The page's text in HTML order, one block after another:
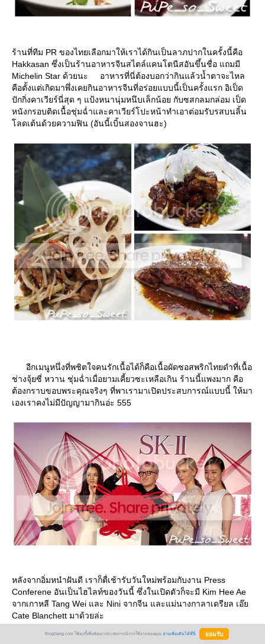
ร้านที่ทีม PR ของไทยเลือกมาให้เราได้กินเป็นลาภปากในครั้งนี้คือ
Hakkasan ซึ่งเป็นร้านอาหารจีนสไตล์แคนโตนีสอันขึ้นชื่อ แถมมี
Michelin Star ด้วยนะ อาหารที่นี่ต้องบอกว่ากินแล้วน้ำตาจะไหล
คือตั้งแต่เกิดมาพึ่งเคยกินอาหารจีนที่อร่อยแบบนี้เป็นครั้งแรก อิเป็ด
ปักกิ่งคาเวียร์นี่สุด ๆ แป้งหนานุ่มหนึบเล็กน้อย กับซสกลมกล่อม เป็ด
หนังกรอบติดเนื้อชุ่มฉ่ำและคาเวียร์โปะหน้าทำเอาต่อมรับรสบนลิ้น
ลดเต้นด้วยความฟิน (อันนี้เบิ้นสองจานฮะ)
อีกเมนูหนึ่งที่พชิตใจคนรักเนื้อได้ก็คือเนื้อผัดซอสพริกไทยดำที่เนื้อ
ช่างจุ้ยซี่ หวาน ชุ่มฉ่ำเมื่อยามเคี้ยวซะเหลือเกิน ร้านนี้แพงมาก คือ
ต้องกราบขอบพระคุณจริงๆ ที่พาเรามาเปิดประสบการณ์แบบนี้ ให้มา
เองเราคงไม่มีปัญญามากินอ่ะ 555
หลังจากอิ่มหนำฝันดี เราก็ตื่เช้ารับวันใหม่พร้อมกับงาน Press
Conferene อันเป็นไฮไลท์ของวันนี้ ซึ่งในเปิดตัวก็จะมี Kim Hee Ae
จากเกาหลี Tang Wei และ Nini จากจีน และแม่นางกาลาเดรียล เอ๊
Cate Blanchett มาด้วยล่ะ
BlogGang.com ใช้คุกกี้เพื่อพัฒนาประสบการณ์การใช้งานของคุณ อ่านเพิ่มเติมได้ที่นี่